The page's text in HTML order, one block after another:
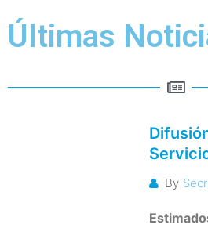
Últimas
By